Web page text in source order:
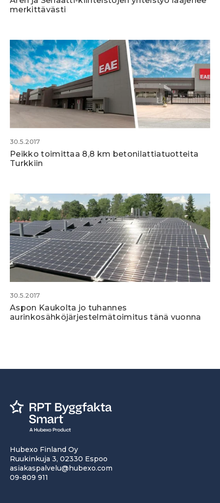
merkittävästi
30.5.2017
Peikko toimittaa 8,8 km betonilattiatuotteita
Turkkiin
30.5.2017
Aspon Kaukolta jo tuhannes
aurinkosähköjärjestelmätoimitus tänä vuonna
Hubexo Finland Oy
Ruukinkuja 3, 02330 Espoo
asiakaspalvelu@hubexo.com
09-809 911